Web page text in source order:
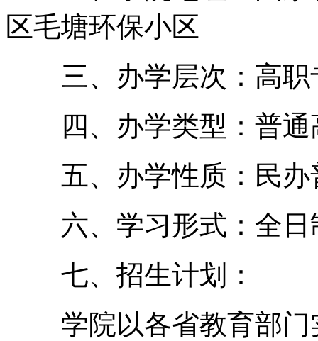
区毛塘环保小区
三、办学层次：高职
四、办学类型：普通
五、办学性质：民办
六、学习形式：全日
七、招生计划：
学院以各省教育部门